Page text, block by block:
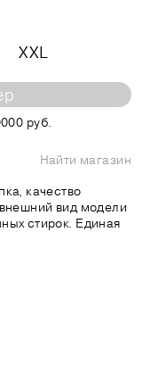
XXL
руб.
Найти магазин
качество
вид модели
стирок. Единая